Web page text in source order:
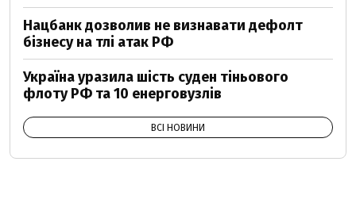
Нацбанк дозволив не визнавати дефолт
бізнесу на тлі атак РФ
Україна уразила шість суден тіньового
флоту РФ та 10 енерговузлів
ВСІ НОВИНИ